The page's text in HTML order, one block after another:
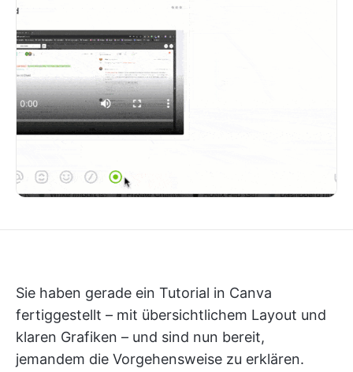
Sie haben gerade ein Tutorial in Canva
fertiggestellt – mit übersichtlichem Layout und
klaren Grafiken – und sind nun bereit,
jemandem die Vorgehensweise zu erklären.